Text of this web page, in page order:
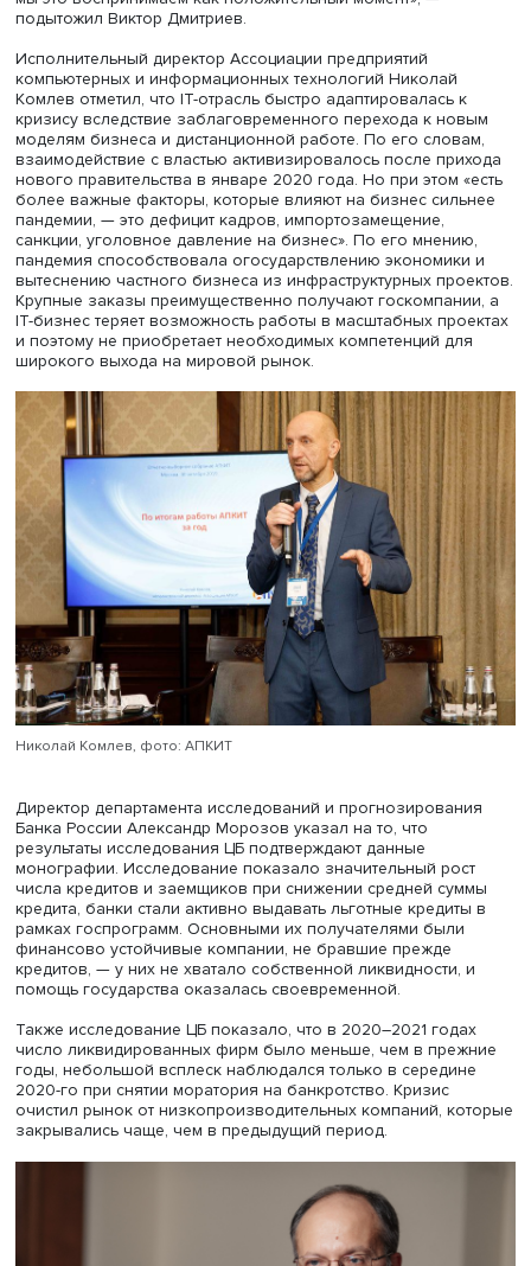
Гендиректор Ассоциации российских фармацевтических
производителей Виктор Дмитриев отметил, что кризис
толчок развитию ряда компаний и поменял парадигму.
до кризиса отечественные компании были
копировали иностранные образцы, теперь многие из
оказались в лидерах. «Пришлось догонять не нам, а
пандемия показала, что мы можем выходить на
рынки», — уверен он.
Виктор Дмитриев, фото: АРФП / Twitter
Он посетовал на чрезмерную зарегулированность
По его мнению, отдельные представители государства
действовали несогласованно и предложенные ими
организовали более содержательный диалог с
мы это воспринимаем как положительный момент», —
подытожил Виктор Дмитриев.
Исполнительный директор Ассоциации предприятий
компьютерных и информационных технологий Николай
Комлев отметил, что IT-отрасль быстро адаптировалась
кризису вследствие заблаговременного перехода к
моделям бизнеса и дистанционной работе. По его
взаимодействие с властью активизировалось после
нового правительства в январе 2020 года. Но при этом
более важные факторы, которые влияют на бизнес
пандемии, — это дефицит кадров, импортозамещение,
санкции, уголовное давление на бизнес». По его
пандемия способствовала огосударствлению
вытеснению частного бизнеса из инфраструктурных
Крупные заказы преимущественно получают
IT-бизнес теряет возможность работы в масштабных
и поэтому не приобретает необходимых компетенций
широкого выхода на мировой рынок.